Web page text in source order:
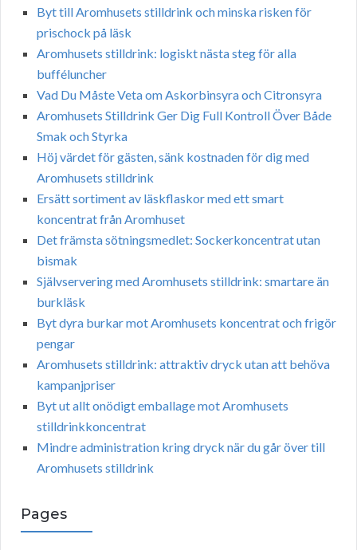
Byt till Aromhusets stilldrink och minska risken för
prischock på läsk
Aromhusets stilldrink: logiskt nästa steg för alla
bufféluncher
Vad Du Måste Veta om Askorbinsyra och Citronsyra
Aromhusets Stilldrink Ger Dig Full Kontroll Över Både
Smak och Styrka
Höj värdet för gästen, sänk kostnaden för dig med
Aromhusets stilldrink
Ersätt sortiment av läskflaskor med ett smart
koncentrat från Aromhuset
Det främsta sötningsmedlet: Sockerkoncentrat utan
bismak
Självservering med Aromhusets stilldrink: smartare än
burkläsk
Byt dyra burkar mot Aromhusets koncentrat och frigör
pengar
Aromhusets stilldrink: attraktiv dryck utan att behöva
kampanjpriser
Byt ut allt onödigt emballage mot Aromhusets
stilldrinkkoncentrat
Mindre administration kring dryck när du går över till
Aromhusets stilldrink
Pages